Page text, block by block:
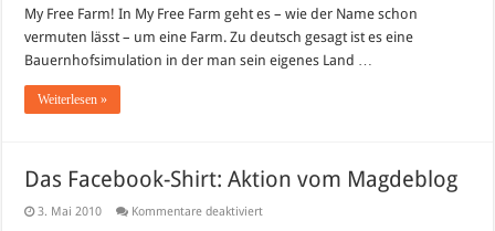
My Free Farm! In My Free Farm geht es – wie der Name schon
vermuten lässt – um eine Farm. Zu deutsch gesagt ist es eine
Bauernhofsimulation in der man sein eigenes Land …
Weiterlesen »
Das Facebook-Shirt: Aktion vom Magdeblog
3. Mai 2010 Kommentare deaktiviertfür